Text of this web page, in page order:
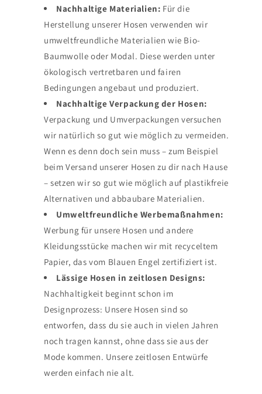
Nachhaltige Materialien: Für die
Herstellung unserer Hosen verwenden wir
umweltfreundliche Materialien wie Bio-
Baumwolle oder Modal. Diese werden unter
ökologisch vertretbaren und fairen
Bedingungen angebaut und produziert.
Nachhaltige Verpackung der Hosen:
Verpackung und Umverpackungen versuchen
wir natürlich so gut wie möglich zu vermeiden.
Wenn es denn doch sein muss – zum Beispiel
beim Versand unserer Hosen zu dir nach Hause
– setzen wir so gut wie möglich auf plastikfreie
Alternativen und abbaubare Materialien.
Umweltfreundliche Werbemaßnahmen:
Werbung für unsere Hosen und andere
Kleidungsstücke machen wir mit recyceltem
Papier, das vom Blauen Engel zertifiziert ist.
Lässige Hosen in zeitlosen Designs:
Nachhaltigkeit beginnt schon im
Designprozess: Unsere Hosen sind so
entworfen, dass du sie auch in vielen Jahren
noch tragen kannst, ohne dass sie aus der
Mode kommen. Unsere zeitlosen Entwürfe
werden einfach nie alt.